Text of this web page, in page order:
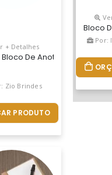
Em Papel Reciclado
Capa Flexível Com
+ Detalhes
De Anotações
Zio Brindes
PRODUTO
Bloco
Por: